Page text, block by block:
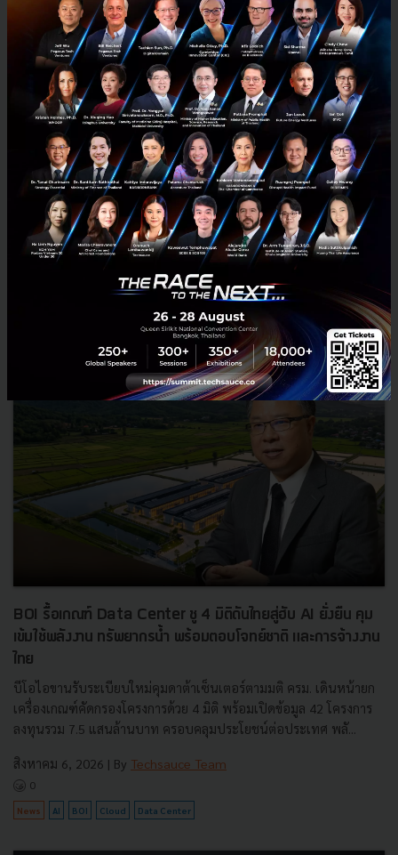
3 เรื่องที่ประเทศไทยต้อง Focus สร้างคน–นวัตกรรม–ปฏิรูป
ระบบราชการ เพื่อยกระดับขีดความสามารถประเทศ
นายอนุทิน ชาญวีรกูล นายกรัฐมนตรีและรัฐมนตรีว่าการกระทรวง
มหาดไทย กล่าวปาฐกถาพิเศษในหัวข้อ “ฝ่าวิกฤติ รับมือระเบียบโลก
ใหม่” ในงาน The INTANIA Forum...
สิงหาคม 6, 2026| ByTechsauce Team
เศรษฐกิจไทย
BOI รื้อเกณฑ์ Data Center ชู 4 มิติดันไทยสู่ฮับ AI ยั่งยืน คุม
เข้มใช้พลังงาน ทรัพยากรน้ำ พร้อมตอบโจทย์ชาติ และการจ้างงาน
ไทย
บีโอไอขานรับระเบียบใหม่คุมดาต้าเซ็นเตอร์ตามมติ ครม. เดินหน้ายก
เครื่องเกณฑ์คัดกรองโครงการด้วย 4 มิติ พร้อมเปิดข้อมูล 42 โครงการ
ลงทุนรวม 7.5 แสนล้านบาท ครอบคลุมประโยชน์ต่อประเทศ พลั...
สิงหาคม 6, 2026 | By Techsauce Team
0
News AI BOI Cloud Data Center